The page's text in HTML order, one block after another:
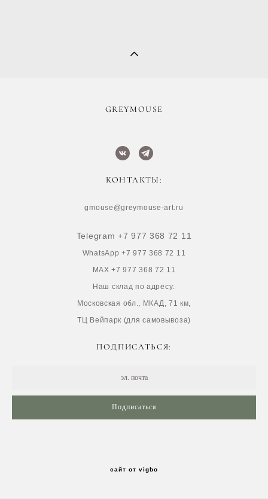
​GREYMOUSE
КОНТАКТЫ:
gmouse@greymouse-art.ru
Telegram +7 977 368 72 11
WhatsApp +7 977 368 72 11
MAX +7 977 368 72 11
Наш склад по адресу:
Московская обл., МКАД, 71 км,
ТЦ Вейпарк (для самовывоза)
ПОДПИСАТЬСЯ:
Подписаться
сайт от vigbo